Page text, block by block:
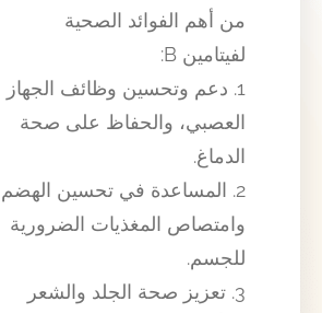
من أهم الفوائد الصحية
لفيتامين B:
1. دعم وتحسين وظائف الجهاز
العصبي، والحفاظ على صحة
الدماغ.
2. المساعدة في تحسين الهضم
وامتصاص المغذيات الضرورية
للجسم.
3. تعزيز صحة الجلد والشعر